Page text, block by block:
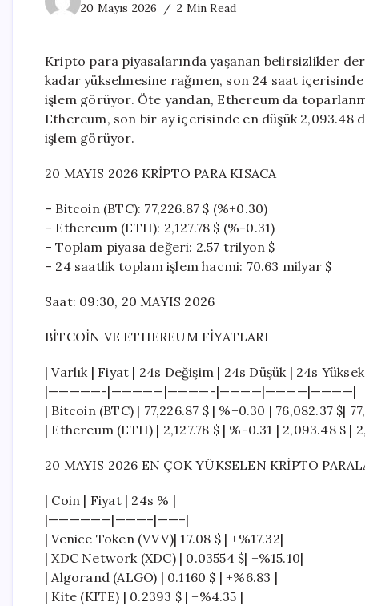
20 Mayıs 2026
2 Min Read
Kripto para piyasalarında yaşanan belirsizlikler
kadar yükselmesine rağmen, son 24 saat
işlem görüyor. Öte yandan, Ethereum da
Ethereum, son bir ay içerisinde en düşük 2,093.48
işlem görüyor.
20 MAYIS 2026 KRİPTO PARA KISACA
– Bitcoin (BTC): 77,226.87 $ (%+0.30)
– Ethereum (ETH): 2,127.78 $ (%-0.31)
– Toplam piyasa değeri: 2.57 trilyon $
– 24 saatlik toplam işlem hacmi: 70.63 milyar $
Saat: 09:30, 20 MAYIS 2026
BİTCOİN VE ETHEREUM FİYATLARI
| Varlık | Fiyat | 24s Değişim | 24s Düşük | 24s
|—————-|—————|————-|————|————|————|
| Bitcoin (BTC) | 77,226.87 $ | %+0.30 | 76,082.37 $|
| Ethereum (ETH) | 2,127.78 $ | %-0.31 | 2,093.48 $ |
20 MAYIS 2026 EN ÇOK YÜKSELEN KRİPTO
| Coin | Fiyat | 24s % |
|——————|———–|——–|
| Venice Token (VVV)| 17.08 $ | +%17.32|
| XDC Network (XDC) | 0.03554 $| +%15.10|
| Algorand (ALGO) | 0.1160 $ | +%6.83 |
| Kite (KITE) | 0.2393 $ | +%4.35 |